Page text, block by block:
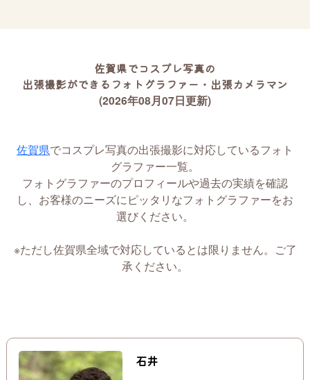
佐賀県でコスプレ写真の
出張撮影ができるフォトグラファー・出張カメラマン
(2026年08月07日更新)
佐賀県でコスプレ写真の出張撮影に対応しているフォト
グラファー一覧。
フォトグラファーのプロフィールや過去の実績を確認
し、お客様のニーズにピッタリなフォトグラファーをお
選びください。
※ただし佐賀県全域で対応しているとは限りません。ご了
承ください。
石井